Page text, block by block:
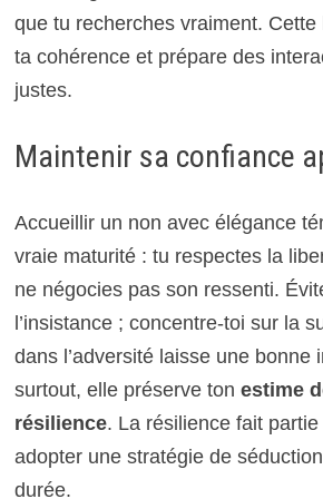
que tu recherches vraiment.
ta cohérence et prépare des
justes.
Maintenir sa confiance
Accueillir un non avec élégance
vraie maturité : tu respectes la
ne négocies pas son ressenti.
l’insistance ; concentre-toi sur la
dans l’adversité laisse une
surtout, elle préserve ton estime
résilience. La résilience fait
adopter une stratégie de
durée.